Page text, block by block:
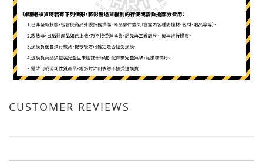
CUSTOMER REVIEWS